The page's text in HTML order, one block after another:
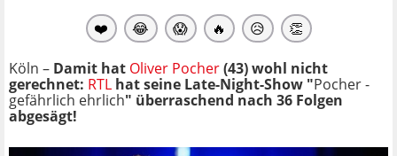
❤️ 😂 😱 🔥 😥 👏
Köln – Damit hat Oliver Pocher(43) wohl nicht
gerechnet: RTL hat seine Late-Night-Show "Pocher -
gefährlich ehrlich" überraschend nach 36 Folgen
abgesägt!